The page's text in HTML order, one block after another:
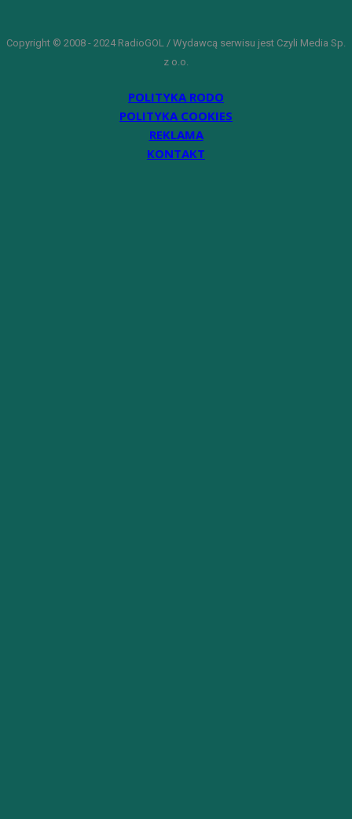
Copyright © 2008 - 2024 RadioGOL / Wydawcą serwisu jest Czyli Media Sp.
z o.o.
POLITYKA RODO
POLITYKA COOKIES
REKLAMA
KONTAKT